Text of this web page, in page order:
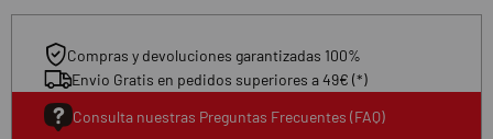
Compras y devoluciones garantizadas 100%
Envio Gratis en pedidos superiores a 49€ (*)
Consulta nuestras Preguntas Frecuentes (FAQ)